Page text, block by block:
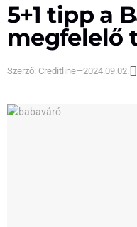
5+1 tipp a
megfelelő
Szerző: Creditline—2024.09.02.